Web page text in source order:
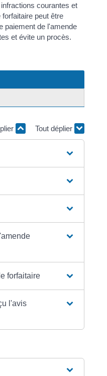
courantes et
peut être
paiement de l'amende
et évite un procès.
Tout déplier
forfaitaire
l'avis